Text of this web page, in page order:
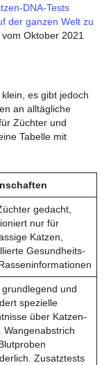
DNA-Tests
der ganzen Welt zu
Oktober 2021
es gibt jedoch
an alltägliche
Züchter und
Tabelle mit
gedacht,
nur für
Katzen,
Gesundheits-
grundlegend und
spezielle
über Katzen-
Wangenabstrich
Zusatztests